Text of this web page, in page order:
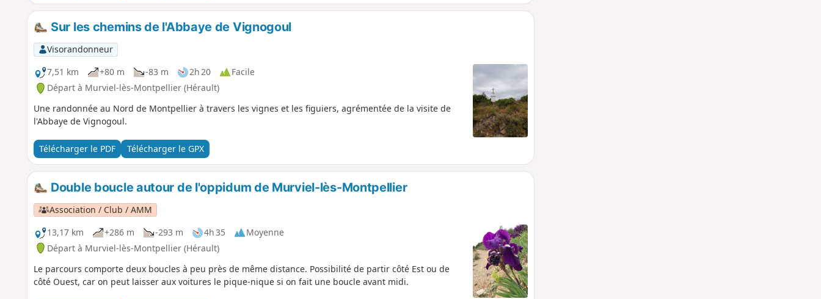
Sur les chemins de l'Abbaye de Vignogoul
Visorandonneur
7,51 km
+80 m -83 m 2h 20
Facile
Départ à Murviel-lès-Montpellier (Hérault)
Une randonnée au Nord de Montpellier à travers les vignes et les figuiers, agrémentée de la visite de
l'Abbaye de Vignogoul.
Télécharger le PDF Télécharger le GPX
Double boucle autour de l'oppidum de Murviel-lès-Montpellier
Association / Club / AMM
13,17 km
+286 m -293 m 4h 35
Moyenne
Départ à Murviel-lès-Montpellier (Hérault)
Le parcours comporte deux boucles à peu près de même distance. Possibilité de partir côté Est ou de
côté Ouest, car on peut laisser aux voitures le pique-nique si on fait une boucle avant midi.